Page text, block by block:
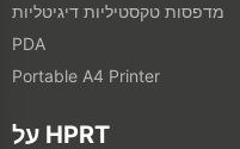
מדפסות טקסטיליות דיגיטליות
PDA
Portable A4 Printer
על HPRT